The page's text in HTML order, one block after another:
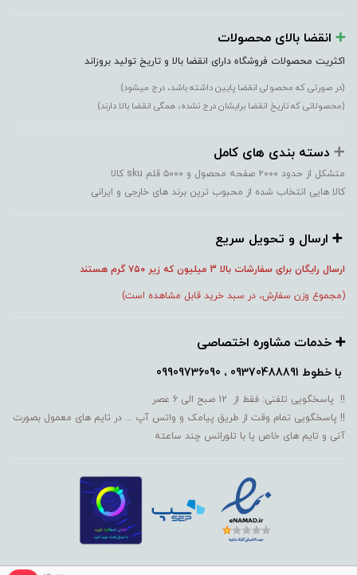
➕️ انقضا بالای محصولات
اکثریت محصولات فروشگاه دارای انقضا بالا و تاریخ تولید بروزاند
(در صورتی که محصولی انقضا پایین داشته باشد، درج میشود)
(محصولاتی که تاریخ انقضا برایشان درج نشده، همگی انقضا بالا دارند)
➕️ دسته بندی های کامل
متشکل از حدود ۲۰۰۰ صفحه محصول و ۵۰۰۰ قلم sku کالا
کالا هایی انتخاب شده از محبوب ترین برند های خارجی و ایرانی
➕️ ارسال و تحویل سریع
ارسال رایگان برای سفارشات بالا 3 میلیون که زیر ۷۵۰ گرم هستند
(مجموع وزن سفارش، در سبد خرید قابل مشاهده است)
➕️ خدمات مشاوره اختصاصی
با خطوط 09370488891 ، 09909736090
!! پاسخگویی تلفنی: فقط از 12 صبح الی 6 عصر
!! پاسخگویی تمام وقت از طریق پیامک و واتس آپ ... در تایم های معمول بصورت
آنی و تایم های خاص یا با تلورانس چند ساعته